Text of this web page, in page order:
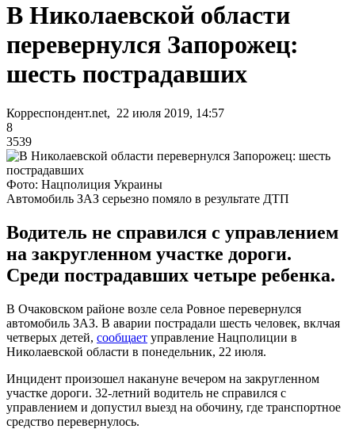
В Николаевской области
перевернулся Запорожец:
шесть пострадавших
Корреспондент.net, 22 июля 2019, 14:57
8
3539
Фото: Нацполиция Украины
Автомобиль ЗАЗ серьезно помяло в результате ДТП
Водитель не справился с управлением
на закругленном участке дороги.
Среди пострадавших четыре ребенка.
В Очаковском районе возле села Ровное перевернулся
автомобиль ЗАЗ. В аварии пострадали шесть человек, вклчая
четверых детей, сообщает управление Нацполиции в
Николаевской области в понедельник, 22 июля.
Инцидент произошел накануне вечером на закругленном
участке дороги. 32-летний водитель не справился с
управлением и допустил выезд на обочину, где транспортное
средство перевернулось.